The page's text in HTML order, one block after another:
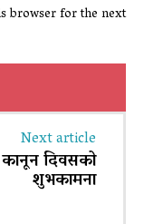
browser for the next
Next article
कानून दिवसको
शुभकामना